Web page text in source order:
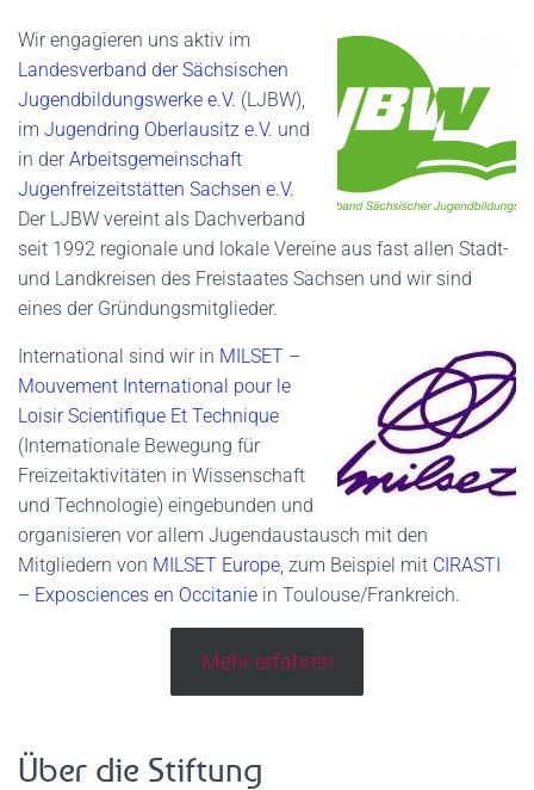
Wir engagieren uns aktiv im
Landesverband der Sächsischen
Jugendbildungswerke e.V. (LJBW),
im Jugendring Oberlausitz e.V. und
in derArbeitsgemeinschaft
Jugenfreizeitstätten Sachsen e.V.
Der LJBW vereint als Dachverband
seit 1992 regionale und lokale Vereine aus fast allen Stadt-
und Landkreisen des Freistaates Sachsen und wir sind
eines der Gründungsmitglieder.
International sind wir in MILSET –
Mouvement International pour le
Loisir Scientifique Et Technique
(Internationale Bewegung für
Freizeitaktivitäten in Wissenschaft
und Technologie) eingebunden und
organisieren vor allem Jugendaustausch mit den
Mitgliedern von MILSET Europe , zum Beispiel mit CIRASTI
– Exposciences en Occitanie in Toulouse/Frankreich.
Mehr erfahren
Über die Stiftung